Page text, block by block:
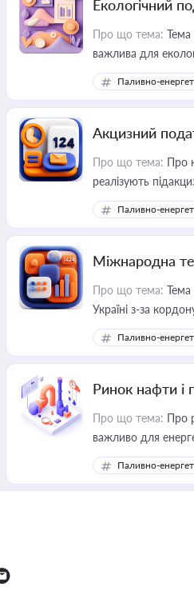
Екологічний
Про що тема: Тема
важлива для
законодавства
Паливно-
Акцизний
Про що тема: Про
реалізують
Паливно-
Міжнародна
Про що тема: Тема
Україні з-за
інфраструктурних
Паливно-
Ринок нафти і
Про що тема: Про
важливо для
Паливно-